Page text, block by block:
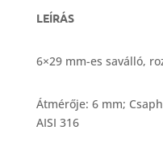
LEÍRÁS
6×29 mm-es saválló,
Átmérője: 6 mm;
AISI 316